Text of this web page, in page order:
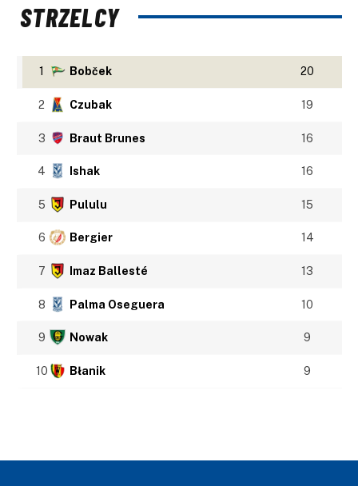
STRZELCY
1 Bobček 20
2 Czubak 19
3 Braut Brunes 16
4 Ishak 16
5 Pululu 15
6 Bergier 14
7 Imaz Ballesté 13
8 Palma Oseguera 10
9 Nowak 9
10 Błanik 9